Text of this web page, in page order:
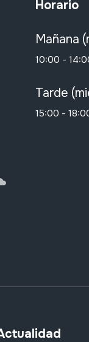
SoundCloud
Horario
Mañana
10:00 -
Tarde
15:00 -